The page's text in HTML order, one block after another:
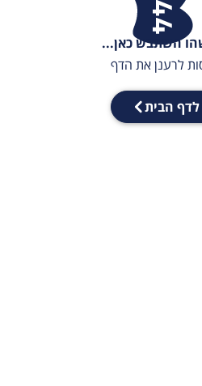
השתבש כאן...
לרענן את הדף
לדף הבית